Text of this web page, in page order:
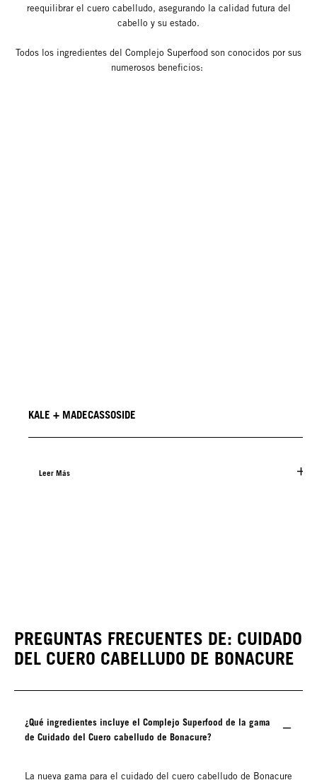
reequilibrar el cuero cabelludo, asegurando la calidad futura del
cabello y su estado.
Todos los ingredientes del Complejo Superfood son conocidos por sus
numerosos beneficios:
KALE + MADECASSOSIDE
Leer Más
PREGUNTAS FRECUENTES DE: CUIDADO
DEL CUERO CABELLUDO DE BONACURE
¿Qué ingredientes incluye el Complejo Superfood de la gama
de Cuidado del Cuero cabelludo de Bonacure?
La nueva gama para el cuidado del cuero cabelludo de Bonacure